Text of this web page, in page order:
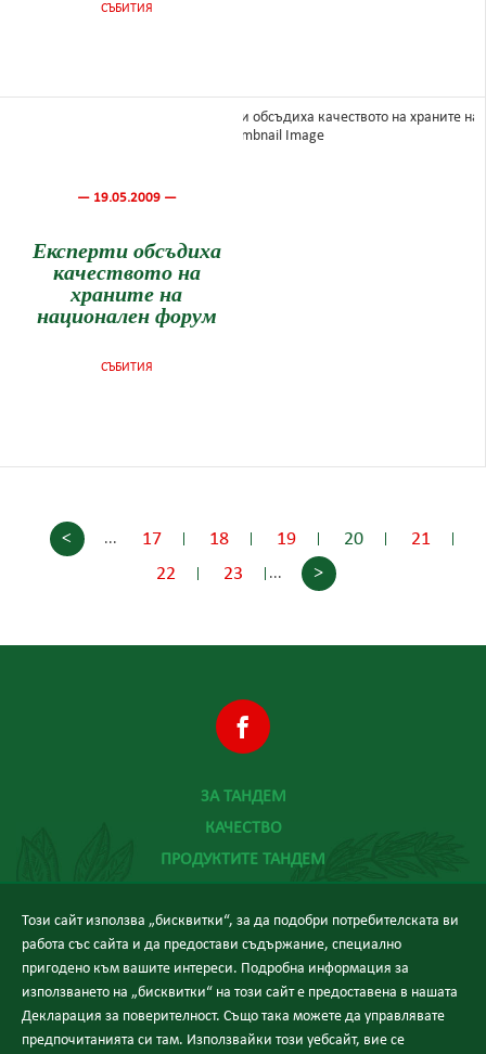
СЪБИТИЯ
— 19.05.2009 —
Експерти обсъдиха
качеството на
храните на
национален форум
СЪБИТИЯ
< ... 17 18 19 20
21
22
23 ... >
ЗА ТАНДЕМ
КАЧЕСТВО
ПРОДУКТИТЕ ТАНДЕМ
НОВИНИ
КОНТАКТИ
Този сайт използва „бисквитки“, за да подобри потребителската ви
работа със сайта и да предостави съдържание, специално
пригодено към вашите интереси. Подробна информация за
използването на „бисквитки“ на този сайт е предоставена в нашата
Декларация за поверителност. Също така можете да управлявате
предпочитанията си там. Използвайки този уебсайт, вие се